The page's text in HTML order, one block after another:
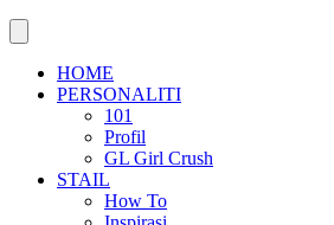
HOME
PERSONALITI
101
Profil
GL Girl Crush
STAIL
How To